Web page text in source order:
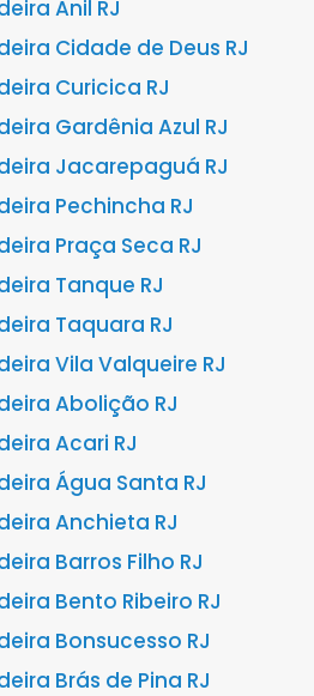
Anil RJ
Cidade de Deus RJ
Curicica RJ
Gardênia Azul RJ
Jacarepaguá RJ
Pechincha RJ
Praça Seca RJ
Tanque RJ
Taquara RJ
Vila Valqueire RJ
Abolição RJ
Acari RJ
Água Santa RJ
Anchieta RJ
Barros Filho RJ
Bento Ribeiro RJ
Bonsucesso RJ
Brás de Pina RJ